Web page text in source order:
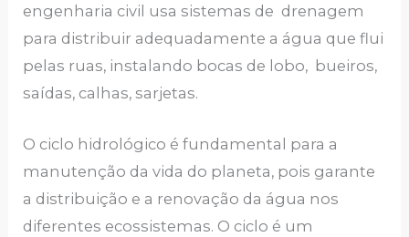
engenharia civil usa sistemas de drenagem
para distribuir adequadamente a água que flui
pelas ruas, instalando bocas de lobo, bueiros,
saídas, calhas, sarjetas.
O ciclo hidrológico é fundamental para a
manutenção da vida do planeta, pois garante
a distribuição e a renovação da água nos
diferentes ecossistemas. O ciclo é um